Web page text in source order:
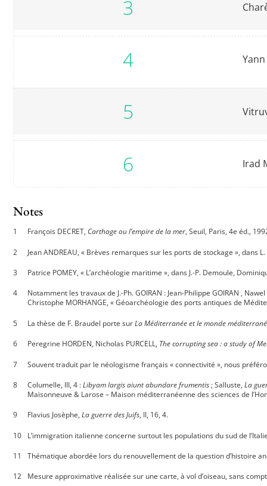
Yann
Irad
Notes
François DECRET, Carthage ou l’empire de la mer, Seuil, Paris, 4e éd.,
Jean ANDREAU, « Brèves remarques sur les ports de stockage », dans
Patrice POMEY, « L’archéologie maritime », dans J.-P. Demoule,
Notamment les travaux de J.-Ph. GOIRAN : Jean-Philippe GOIRAN ,
Christophe MORHANGE, « Géoarchéologie des ports antiques de
La thèse de F. Braudel porte surLa Méditerranée et le monde
Peregrine HORDEN, Nicholas PURCELL, The corrupting sea : a study of
Souvent traduit par le néologisme français « connectivité », nous
Columelle, III, 4 :Libyam largis aiunt abundare frumentis ; Salluste,La
Maisonneuve & Larose – Maison méditerranéenne des sciences de
Flavius Josèphe,La guerre des Juifs, II, 16, 4.
L’immigration italienne concerne surtout les populations du sud de
Thématique abordée lors du renouvellement de la question d’histoire
Mesure approximative réalisée sur une carte, à vol d’oiseau, sans